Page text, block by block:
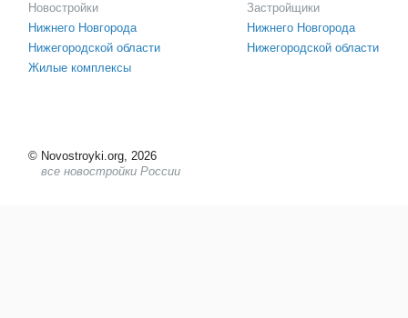
Новостройки
Нижнего Новгорода
Нижегородской области
Жилые комплексы
Застройщики
Нижнего Новгорода
Нижегородской области
© Novostroyki.org, 2026
все новостройки России